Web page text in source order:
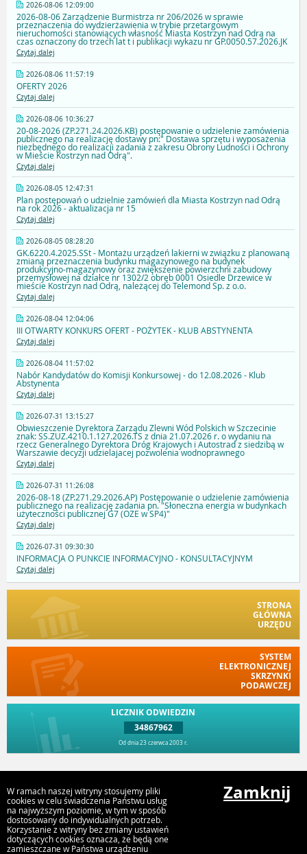
2026-08-06 12:09:00
2026-08-06 Zarządzenie Burmistrza nr 206/2026 w sprawie
przeznaczenia do wydzierżawienia w trybie przetargowym
nieruchomości stanowiących własność Miasta Kostrzyn nad Odrą na
czas oznaczony do trzech lat t i publikacji wykazu nr GP.0050.57.2026.JK
Czytaj dalej
2026-08-06 11:57:19
OFERTY 2026
Czytaj dalej
2026-08-06 10:36:27
20-08-2026 (ZP.271.24.2026.KB) postępowanie o udzielenie zamówienia
publicznego na realizację dostawy pn:" Dostawa sprzętu i wyposażenia
niezbędnego do realizacji zadania z zakresu Obrony Ludności i Ochrony
w Mieście Kostrzyn nad Odrą".
Czytaj dalej
2026-08-05 12:47:31
Plan postępowań o udzielnie zamówień dla Miasta Kostrzyn nad Odrą
na rok 2026 - aktualizacja nr 15
Czytaj dalej
2026-08-05 08:28:20
GK.6220.4.2025.SSt - Montażu urządzeń lakierni w związku z planowaną
zmianą przeznaczenia budynku magazynowego na budynek
produkcyjno-magazynowy oraz zwiększenie powierzchni zabudowy
przemysłowej na działce nr 1302/2 obręb 0001 Osiedle Drzewice w
mieście Kostrzyn nad Odrą, należącej do Telemond Sp. z o.o.
Czytaj dalej
2026-08-04 12:04:06
III OTWARTY KONKURS OFERT - POŻYTEK - KLUB ABSTYNENTA
Czytaj dalej
2026-08-04 11:57:02
Nabór Kandydatów do Komisji Konkursowej - do 12.08.2026 - Klub
Abstynenta
Czytaj dalej
2026-07-31 13:15:27
Obwieszczenie Dyrektora Zarządu Zlewni Wód Polskich w Szczecinie
znak: SS.ZUZ.4210.1.127.2026.TS z dnia 21.07.2026 r. o wydaniu na
rzecz Generalnego Dyrektora Dróg Krajowych i Autostrad z siedzibą w
Warszawie decyzji udzielajacej pozwolenia wodnoprawnego
Czytaj dalej
2026-07-31 11:26:08
2026-08-18 (ZP.271.29.2026.AP) Postępowanie o udzielenie zamówienia
publicznego na realizację zadania pn. "Słoneczna energia w budynkach
użyteczności publicznej G7 (OZE w SP4)"
Czytaj dalej
2026-07-31 09:30:30
INFORMACJA O PUNKCIE INFORMACYJNO - KONSULTACYJNYM
Czytaj dalej
STRONA
GŁÓWNA
URZĘDU
SYSTEM
ELEKTRONICZNEJ
SKRZYNKI
PODAWCZEJ
LICZNIK ODWIEDZIN
34867962
Od dnia 23 czerwca 2003 r.
Urząd Miasta Kostrzyn n. Odrą
Graniczna 2, 66-470 Kostrzyn nad Odrą
W ramach naszej witryny stosujemy pliki
cookies w celu świadczenia Państwu usług
na najwyższym poziomie, w tym w sposób
dostosowany do indywidualnych potrzeb.
Korzystanie z witryny bez zmiany ustawień
dotyczących cookies oznacza, że będą one
zamieszczane w Państwa urządzeniu
Zamknij